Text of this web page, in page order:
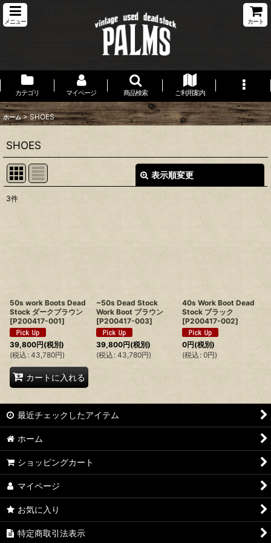
メニュー カート
カテゴリ マイページ 商品検索 ご利用案内
ホーム > SHOES
SHOES
表示順変更
3件
50s work Boots Dead
Stock ダークブラウン
[P200417-001]
39,800円(税別)
(税込 : 43,780円)
カートに入れる
~50s Dead Stock
Work Boot ブラウン
[P200417-003]
39,800円(税別)
(税込 : 43,780円)
40s Work Boot Dead
Stock ブラック
[P200417-002]
0円(税別)
(税込 : 0円)
最近チェックしたアイテム
ホーム
ショッピングカート
マイページ
お気に入り
特定商取引法表示